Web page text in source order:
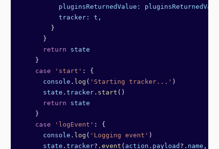
          pluginsReturnedValue:
          tracker:
t ,
        }
      }
      return
state
    }
    case
'start' : {
      console
. log ( 'Starting tracker...' )
      state
. tracker . start ()
      return
state
    }
    case
'logEvent' : {
      console
. log ( 'Logging event' )
      state
. tracker?. event ( action . payload ?. name ,